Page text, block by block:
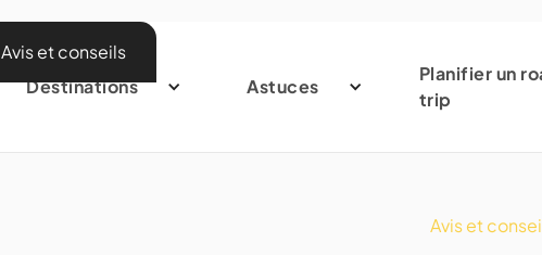
Destinations Astuces
Planifier un
trip
Avis et conseils
Avis et